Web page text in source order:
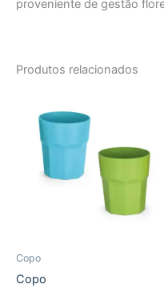
proveniente de gestão
Produtos relacionados
Copo
Copo